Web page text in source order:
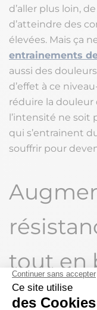
d’aller plus loin,
d’atteindre des
élevées. Mais ça
entrainements
aussi des
d’effet à ce
réduire la douleur
l’intensité ne soit
qui s’entrainent
souffrir pour
tout en
graisses